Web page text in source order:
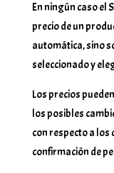
En ningún caso el
precio de un
automática, sino
seleccionado y
Los precios
los posibles
con respecto a los
confirmación de